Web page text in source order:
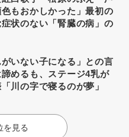
もおかしかった」最初の
状のない「腎臓の病」の
がいない子になる」との言
めるも、ステージ4乳が
川の字で寝るのが夢」
を見る